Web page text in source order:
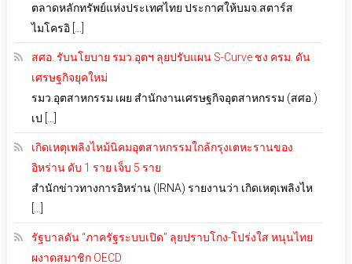
ตลาดหลักทรัพย์แห่งประเทศไทย ประกาศให้บมจ.สตาร์ส
ไมโครอิ […]
สศอ. รับนโยบาย รมว.อุตฯ ลุยปรับแผน S-Curve ชง ครม. ดัน
เศรษฐกิจยุคใหม่
รมว.อุตสาหกรรม เผย สำนักงานเศรษฐกิจอุตสาหกรรม (สศอ.)
เป […]
เกิดเหตุเพลิงไหม้นิคมอุตสาหกรรมใกล้กรุงเตหะรานของ
อิหร่าน ดับ 1 ราย เจ็บ 5 ราย
สำนักข่าวทางการอิหร่าน (IRNA) รายงานว่า เกิดเหตุเพลิงไห
รัฐบาลดัน “ภาครัฐระบบเปิด” ลุยปราบโกง-โปร่งใส หนุนไทย
ผงาดสมาชิก OECD